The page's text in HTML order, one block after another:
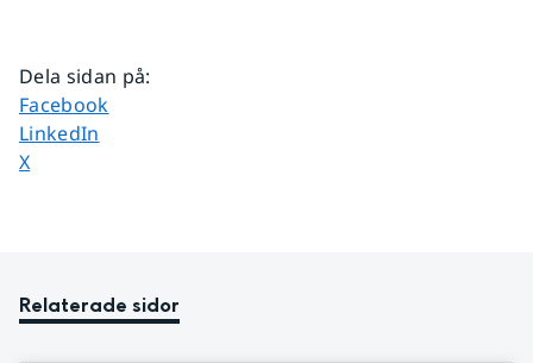
Dela sidan på:
Dela sidan på
Facebook
Dela sidan på
LinkedIn
Dela sidan på
X
Relaterade sidor